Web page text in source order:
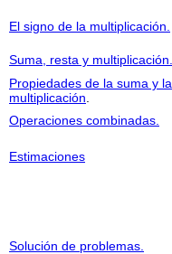
El signo de la multiplicación.
Suma, resta y multiplicación.
Propiedades de la suma y la
multiplicación
Operaciones combinadas.
Estimaciones
Solución de problemas.